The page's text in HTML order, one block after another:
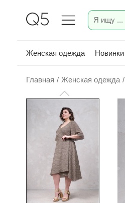
Женская одежда Новинки
Главная / Женская одежда /